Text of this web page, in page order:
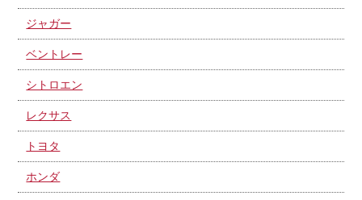
ジャガー
ベントレー
シトロエン
レクサス
トヨタ
ホンダ